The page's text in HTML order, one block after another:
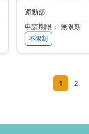
運動部
申請期限： 無限期
不限制
1 2